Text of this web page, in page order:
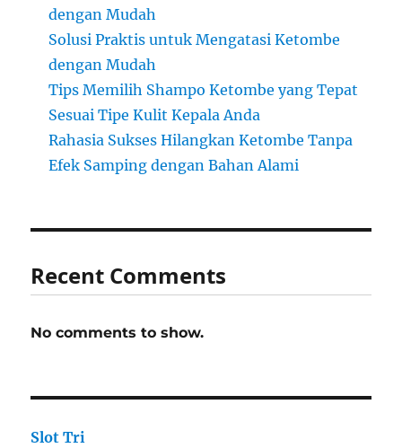
dengan Mudah
Solusi Praktis untuk Mengatasi Ketombe
dengan Mudah
Tips Memilih Shampo Ketombe yang Tepat
Sesuai Tipe Kulit Kepala Anda
Rahasia Sukses Hilangkan Ketombe Tanpa
Efek Samping dengan Bahan Alami
Recent Comments
No comments to show.
Slot Tri